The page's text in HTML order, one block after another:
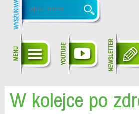
W kolejce po